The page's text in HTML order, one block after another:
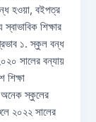
হওয়া, বইপত্র
শিক্ষার
১. স্কুল বন্ধ
সালের বন্যায়
শিক্ষা
অনেক স্কুলের
২০২২ সালের